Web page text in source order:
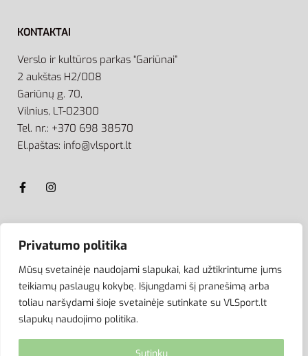
Privatumo politika
Mūsų svetainėje naudojami slapukai, kad užtikrintume jums
teikiamų paslaugų kokybę. Išjungdami šį pranešimą arba
toliau naršydami šioje svetainėje sutinkate su VLSport.lt
slapukų naudojimo politika.
KONTAKTAI
Verslo ir kultūros parkas “Gariūnai”
2 aukštas H2/008
Gariūnų g. 70,
Vilnius, LT-02300
Tel. nr.: +370 698 38570
El.paštas: info@vlsport.lt